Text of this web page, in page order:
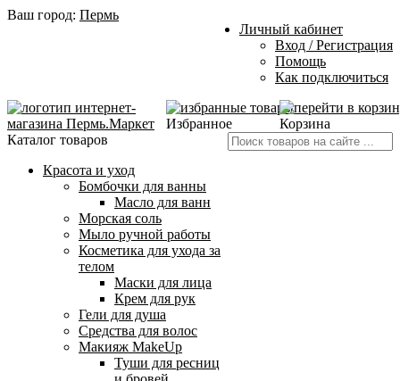
Ваш город: Пермь
Личный кабинет
Вход / Регистрация
Помощь
Как подключиться
Избранное
Корзина
Каталог товаров
Красота и уход
Бомбочки для ванны
Масло для ванн
Морская соль
Мыло ручной работы
Косметика для ухода за
телом
Маски для лица
Крем для рук
Гели для душа
Средства для волос
Макияж MakeUp
Туши для ресниц